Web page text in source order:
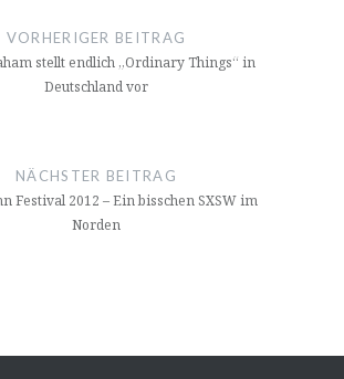
VORHERIGER BEITRAG
stellt endlich „Ordinary Things“ in
Deutschland vor
NÄCHSTER BEITRAG
Festival 2012 – Ein bisschen SXSW im
Norden